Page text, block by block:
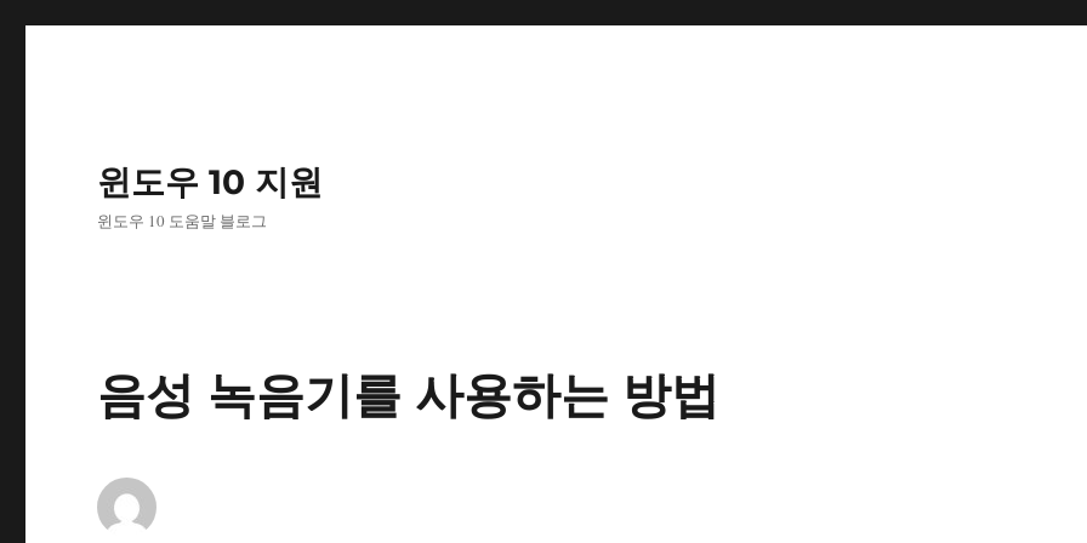
윈도우 10 지원
윈도우 10 도움말 블로그
음성 녹음기를 사용하는 방법